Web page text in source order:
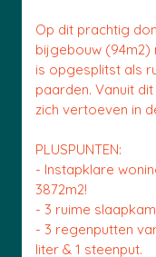
Op dit prachtig
bijgebouw (94m2)
is opgesplitst als
paarden. Vanuit
zich vertoeven in
PLUSPUNTEN:
- Instapklare
3872m2!
- 3 ruime
- 3 regenputten
liter & 1 steenput.